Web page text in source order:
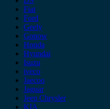
Fiat
Ford
Geely
Gonow
Honda
Hyundai
Isuzu
iveco
Jaecoo
Jaguar
Jeep Chrysler
KIA